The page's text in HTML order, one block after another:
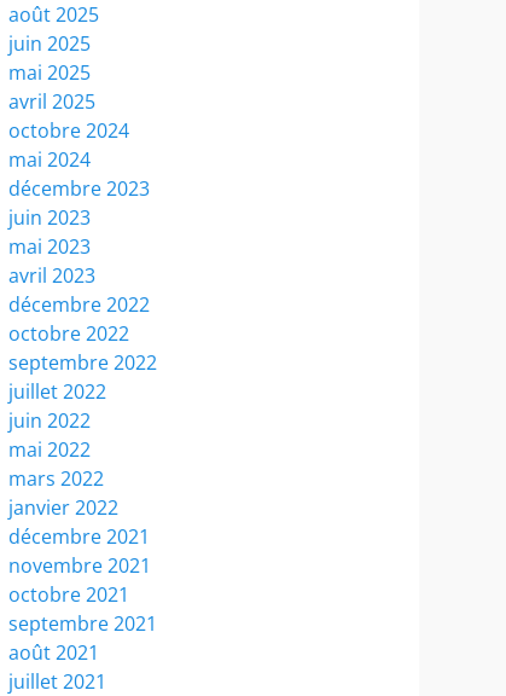
août 2025
juin 2025
mai 2025
avril 2025
octobre 2024
mai 2024
décembre 2023
juin 2023
mai 2023
avril 2023
décembre 2022
octobre 2022
septembre 2022
juillet 2022
juin 2022
mai 2022
mars 2022
janvier 2022
décembre 2021
novembre 2021
octobre 2021
septembre 2021
août 2021
juillet 2021